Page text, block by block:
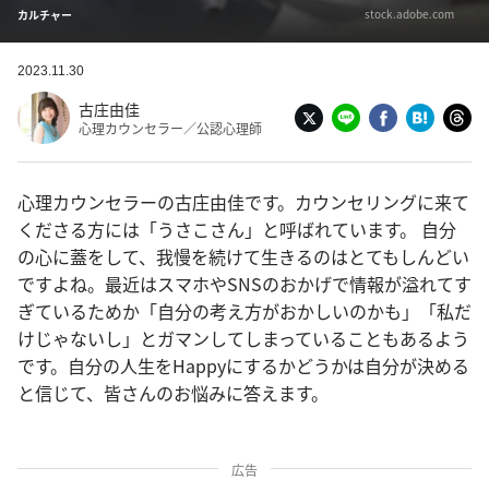
カルチャー stock.adobe.com
2023.11.30
古庄由佳
心理カウンセラー／公認心理師
心理カウンセラーの古庄由佳です。カウンセリングに来て
くださる方には「うさこさん」と呼ばれています。 自分
の心に蓋をして、我慢を続けて生きるのはとてもしんどい
ですよね。最近はスマホやSNSのおかげで情報が溢れてす
ぎているためか「自分の考え方がおかしいのかも」「私だ
けじゃないし」とガマンしてしまっていることもあるよう
です。自分の人生をHappyにするかどうかは自分が決める
と信じて、皆さんのお悩みに答えます。
広告